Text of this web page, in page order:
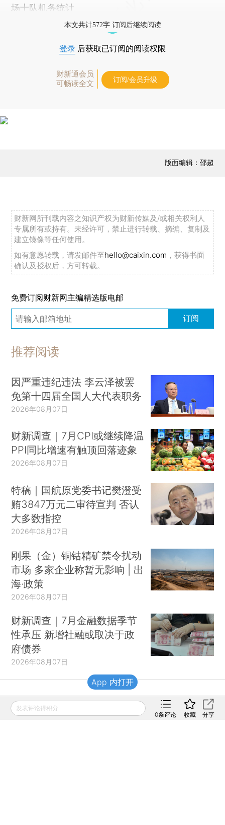
场十队机务统计
本文共计572字 订阅后继续阅读
登录 后获取已订阅的阅读权限
财新通会员
可畅读全文
订阅/会员升级
版面编辑：邵超
财新网所刊载内容之知识产权为财新传媒及/或相关权利人
专属所有或持有。未经许可，禁止进行转载、摘编、复制及
建立镜像等任何使用。
如有意愿转载，请发邮件至hello@caixin.com ，获得书面
确认及授权后，方可转载。
免费订阅财新网主编精选版电邮
订阅
推荐阅读
因严重违纪违法 李云泽被罢
免第十四届全国人大代表职务
2026年08月07日
财新调查｜7月CPI或继续降温
PPI同比增速有触顶回落迹象
2026年08月07日
特稿｜国航原党委书记樊澄受
贿3847万元二审待宣判 否认
大多数指控
2026年08月07日
刚果（金）铜钴精矿禁令扰动
市场 多家企业称暂无影响 | 出
海·政策
2026年08月07日
财新调查｜7月金融数据季节
性承压 新增社融或取决于政
府债券
2026年08月07日
财新移动
发表评论得积分
0条评论 收藏 分享
App 内打开